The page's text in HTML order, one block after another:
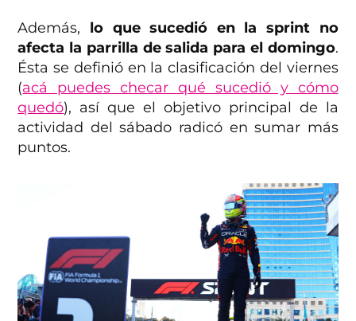
Además, lo que sucedió en la sprint no
afecta la parrilla de salida para el domingo.
Ésta se definió en la clasificación del viernes
(acá puedes checar qué sucedió y cómo
quedó), así que el objetivo principal de la
actividad del sábado radicó en sumar más
puntos.